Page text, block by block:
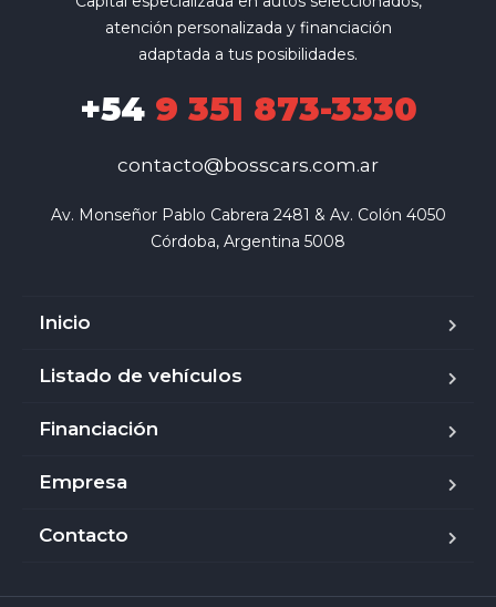
atención personalizada y financiación
adaptada a tus posibilidades.
+549 351 873-3330
contacto@bosscars.com.ar
Av. Monseñor Pablo Cabrera 2481 & Av. Colón 4050
Córdoba, Argentina 5008
Inicio
Listado de vehículos
Financiación
Empresa
Contacto